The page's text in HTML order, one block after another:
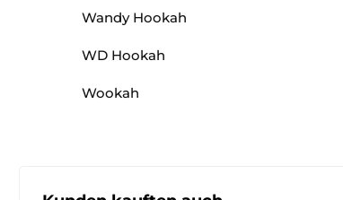
Wandy Hookah
WD Hookah
Wookah